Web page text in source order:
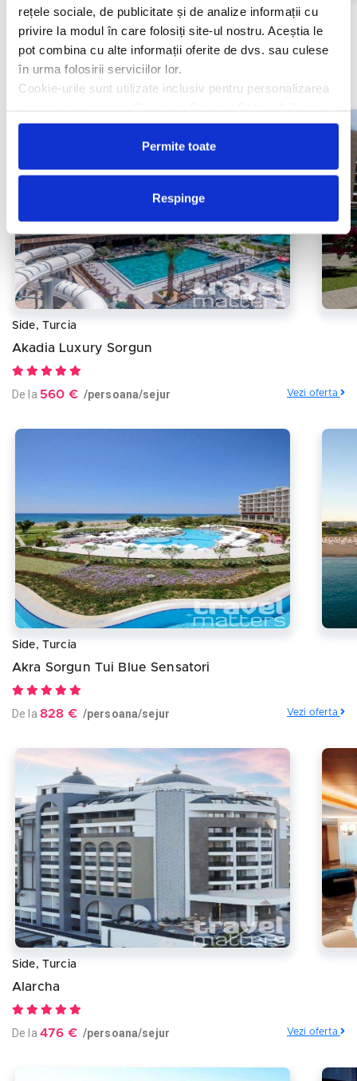
rețele sociale, de publicitate și de analize informații cu
privire la modul în care folosiți site-ul nostru. Aceștia le
pot combina cu alte informații oferite de dvs. sau culese
în urma folosirii serviciilor lor.
Cookie-urile sunt utilizate inclusiv pentru personalizarea
Permite toate
Respinge
Side, Turcia
Adora Calma Beach
De la553 € /persoana/sejur
Side, Turcia
Akadia Luxury Sorgun
De la 560 € /persoana/sejur Vezi oferta
Side, Turcia
Akra Sorgun Tui Blue Sensatori
De la 828 € /persoana/sejur Vezi oferta
Side, Turcia
Alarcha
De la 476 € /persoana/sejur Vezi oferta